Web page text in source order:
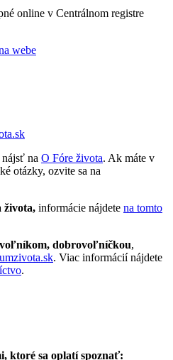
online v Centrálnom registre
webe
nájsť na O Fóre života. Ak máte v
otázky, ozvite sa na
života, informácie nájdete na tomto
dobrovoľníčkou,
. Viac informácií nájdete
.
ktoré sa oplatí spoznať: